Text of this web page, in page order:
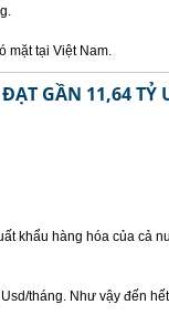
mặt tại Việt Nam.
GẦN 11,64 TỶ
khẩu hàng hóa của cả
tháng. Như vậy đến